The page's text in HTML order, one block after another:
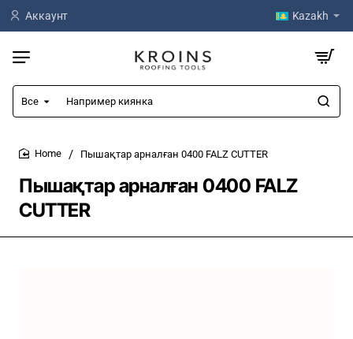
Аккаунт Kazakh
Все
Например
киянка
Пышақтар арналған 0400 FALZ
CUTTER
Пышақтар арналған 0400 FALZ CUTTER